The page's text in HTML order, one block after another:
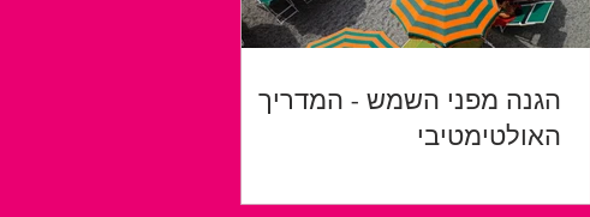
הגנה מפני השמש - המדריך
האולטימטיבי